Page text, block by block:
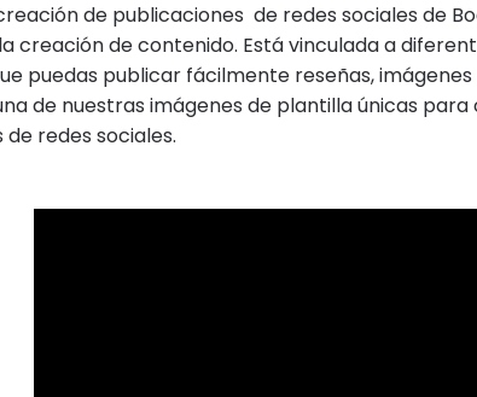
de publicaciones de redes sociales de
creación de contenido. Está vinculada a
puedas publicar fácilmente reseñas,
de nuestras imágenes de plantilla únicas
de redes sociales.